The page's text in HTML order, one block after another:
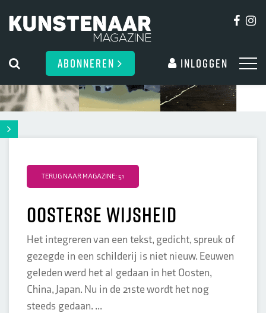
ABONNEREN Inloggen
TERUG NAAR MAGAZINE: 51
oosterse wijsheid
Het integreren van een tekst, gedicht, spreuk of
gezegde in een schilderij is niet nieuw. Eeuwen
geleden werd het al gedaan in het Oosten,
China, Japan. Nu in de 21ste wordt het nog
steeds gedaan. ...